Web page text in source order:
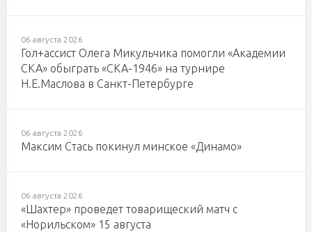
06 августа 2026
Гол+ассист Олега Микульчика помогли «Академии
СКА» обыграть «СКА-1946» на турнире
Н.Е.Маслова в Санкт-Петербурге
06 августа 2026
Максим Стась покинул минское «Динамо»
06 августа 2026
«Шахтер» проведет товарищеский матч с
«Норильском» 15 августа